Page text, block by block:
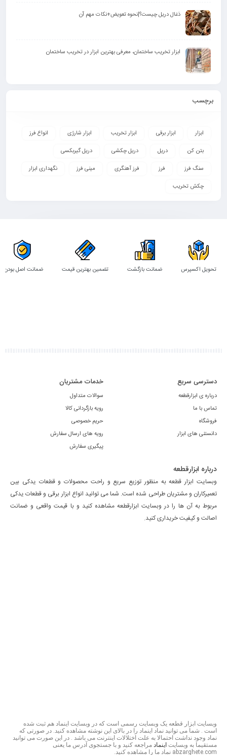
ذغال دریل چیست؟|نحوه تعویض+نکات مهم آن
ابزار تخریب ساختمان، معرفی بهترین ابزار در تخریب ساختمان
برچسب
ابزار ابزار برقی ابزار تخریب ابزار شارژی
انواع فرز
بتن کن
دریل دریل چکشی
دریل گیربکسی
سنگ فرز
فرز فرز آهنگری مینی فرز
نگهداری ابزار
چکش تخریب
تحویل اکسپرس ضمانت بازگشت تضمین بهترین قیمت ضمانت اصل بودن
دسترسی سریع
درباره ی ابزارقطعه
تماس با ما
فروشگاه
دانستنی های ابزار
خدمات مشتریان
سوالات متداول
رویه بازگردانی کالا
حریم خصوصی
رویه های ارسال سفارش
پیگیری سفارش
درباره ابزارقطعه
وبسایت ابزار قطعه به منظور توزیع سریع و راحت محصولات و قطعات یدکی بین
تعمیرکاران و مشتریان طراحی شده است. شما می توانید انواع ابزار برقی و قطعات یدکی
مربوط به آن ها را در وبسایت ابزارقطعه مشاهده کنید و با قیمت واقعی و ضمانت
اصالت و کیفیت خریداری کنید.
وبسایت ابزار قطعه یک وبسایت رسمی است که در وبسایت اینماد هم ثبت شده
است . شما می توانید نماد اینماد را در بالای این نوشته مشاهده کنید. در صورتی که
نماد وجود نداشت احتمالا به علت اختلالات اینترنت می باشد . در این صورت می توانید
مستقیما به وبسایت اینماد مراجعه کنید و با جستجوی آدرس ما یعنی
abzarghete.com نماد ما را مشاهده کنید.